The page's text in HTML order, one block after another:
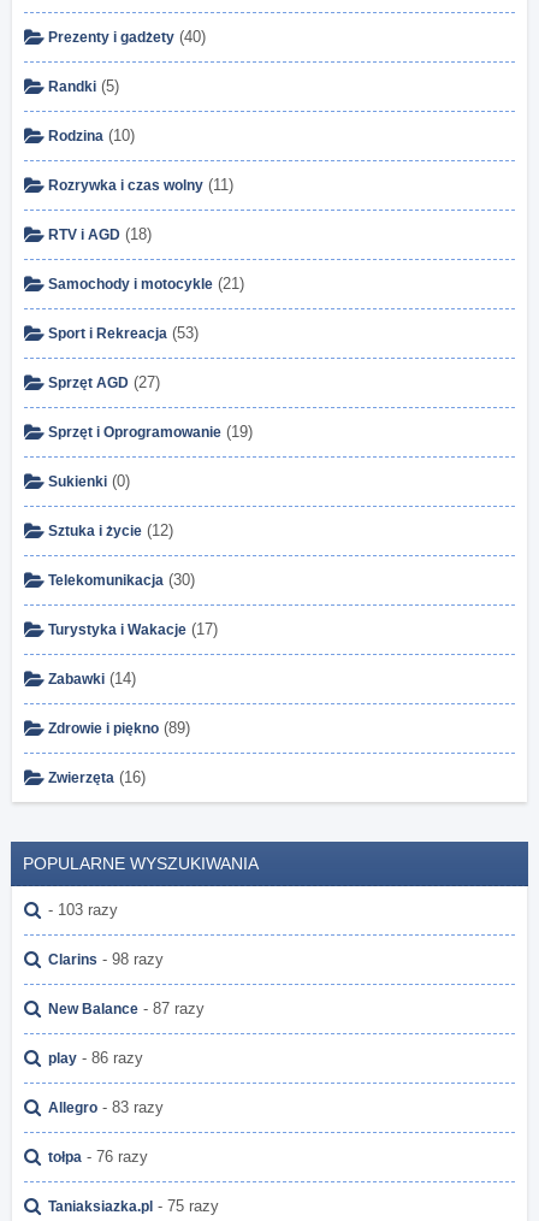
Prezenty i gadżety (40)
Randki (5)
Rodzina (10)
Rozrywka i czas wolny (11)
RTV i AGD (18)
Samochody i motocykle (21)
Sport i Rekreacja (53)
Sprzęt AGD (27)
Sprzęt i Oprogramowanie (19)
Sukienki (0)
Sztuka i życie (12)
Telekomunikacja (30)
Turystyka i Wakacje (17)
Zabawki (14)
Zdrowie i piękno (89)
Zwierzęta (16)
POPULARNE WYSZUKIWANIA
- 103 razy
Clarins - 98 razy
New Balance - 87 razy
play - 86 razy
Allegro - 83 razy
tołpa - 76 razy
Taniaksiazka.pl - 75 razy